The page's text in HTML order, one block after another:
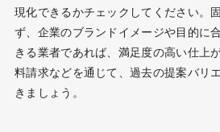
現化できるかチェックしてください。
ず、企業のブランドイメージや目的に
きる業者であれば、満足度の高い仕上
料請求などを通じて、過去の提案バリ
きましょう。